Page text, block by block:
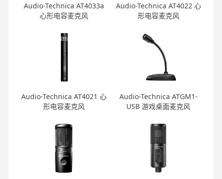
Audio-Technica AT4033a
心形电容麦克风
Audio-Technica AT4022 心
形电容麦克风
Audio-Technica AT4021 心
形电容麦克风
Audio-Technica ATGM1-
USB 游戏桌面麦克风